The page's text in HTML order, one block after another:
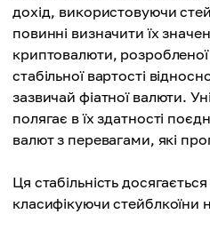
дохід, використовуючи
повинні визначити їх
криптовалюти,
стабільної вартості
зазвичай фіатної валюти.
полягає в їх здатності
валют з перевагами, які
Ця стабільність
класифікуючи стейблкоїни